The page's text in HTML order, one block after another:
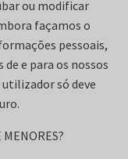
ou modificar
façamos o
pessoais,
e para os nossos
só deve